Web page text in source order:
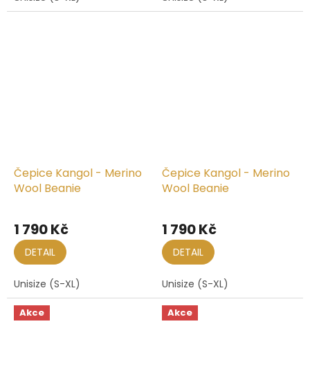
Čepice Kangol - Merino
Wool Beanie
1 790 Kč
DETAIL
Unisize (S-XL)
Čepice Kangol - Merino
Wool Beanie
1 790 Kč
DETAIL
Unisize (S-XL)
Akce Akce